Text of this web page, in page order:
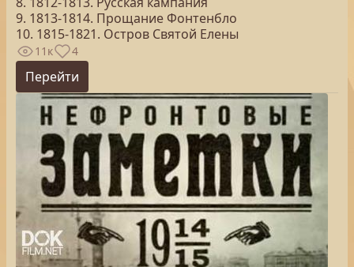
9. 1813-1814. Прощание Фонтенбло
10. 1815-1821. Остров Святой Елены
11к 4
Перейти